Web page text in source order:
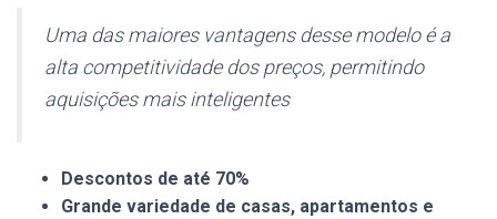
Uma das maiores vantagens desse modelo é a
alta competitividade dos preços, permitindo
aquisições mais inteligentes
Descontos de até 70%
Grande variedade de casas, apartamentos e